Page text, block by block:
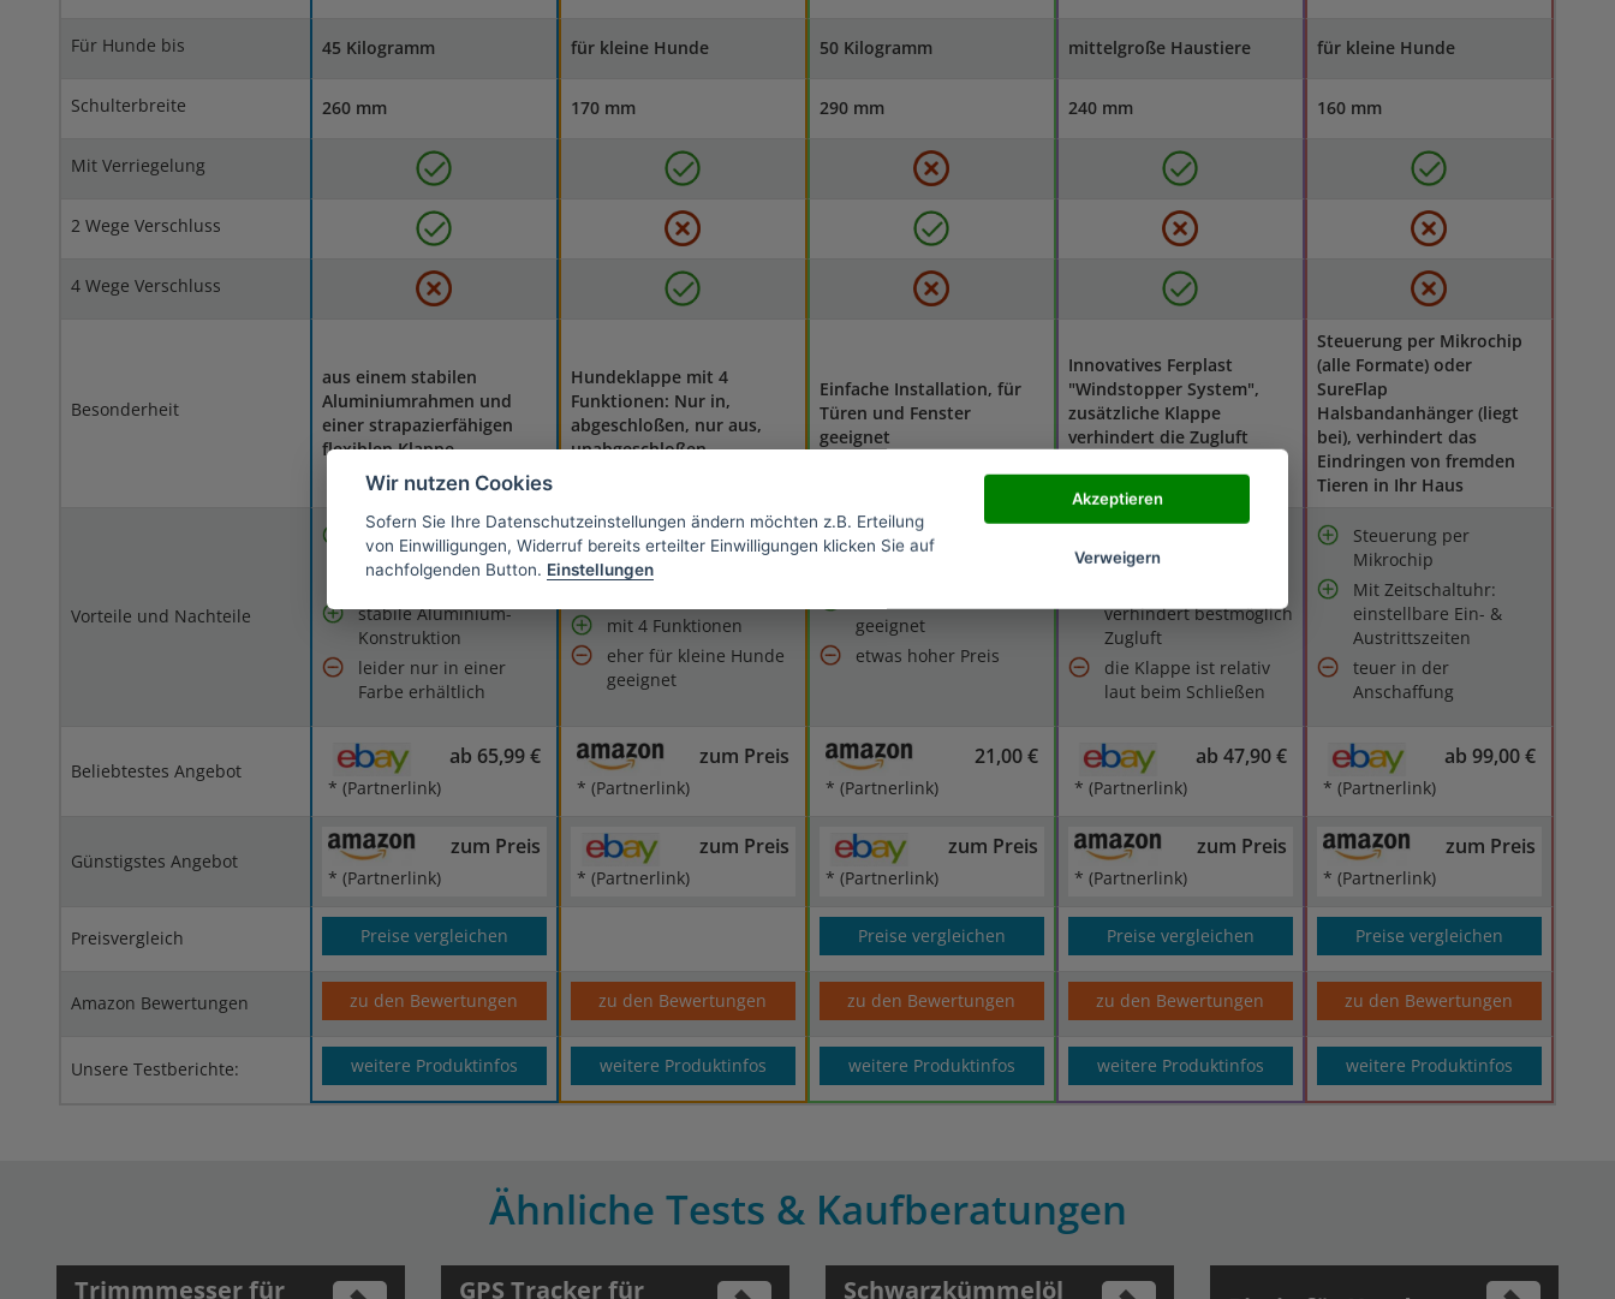
Für Hunde bis 45 Kilogramm für kleine Hunde 50 Kilogramm mittelgroße Haustiere für kleine Hunde
Schulterbreite 260 mm 170 mm 290 mm 240 mm 160 mm
Mit Verriegelung
2 Wege Verschluss
4 Wege Verschluss
Besonderheit
aus einem stabilen
Aluminiumrahmen und
einer strapazierfähigen
flexiblen Klappe
Hundeklappe mit 4
Funktionen: Nur in,
abgeschloßen, nur aus,
unabgeschloßen
Einfache Installation, für
Türen und Fenster
geeignet
Innovatives Ferplast
"Windstopper System",
zusätzliche Klappe
verhindert die Zugluft
Steuerung per Mikrochip
(alle Formate) oder
SureFlap
Halsbandanhänger (liegt
bei), verhindert das
Eindringen von fremden
Tieren in Ihr Haus
Vorteile und Nachteile
2-Wege-Verschluss mit
einschiebbarer
Metallplatte
stabile Aluminium-
Konstruktion
leider nur in einer
Farbe erhältlich
einfach auf dem
Fenster oder Haustür
mit 4 Funktionen
eher für kleine Hunde
geeignet
geeignet
etwas hoher Preis
Zugangssystem
verhindert bestmöglich
Zugluft
die Klappe ist relativ
laut beim Schließen
Steuerung per
Mikrochip
Mit Zeitschaltuhr:
einstellbare Ein- &
Austrittszeiten
teuer in der
Anschaffung
Beliebtestes Angebot
ab 65,99 €
* (Partnerlink)
zum Preis
* (Partnerlink)
21,00 €
* (Partnerlink)
ab 47,90 €
* (Partnerlink)
ab 99,00 €
* (Partnerlink)
Günstigstes Angebot
zum Preis
* (Partnerlink)
zum Preis
* (Partnerlink)
zum Preis
* (Partnerlink)
zum Preis
* (Partnerlink)
zum Preis
* (Partnerlink)
Preisvergleich Preise vergleichen Preise vergleichen Preise vergleichen Preise vergleichen
Amazon Bewertungen zu den Bewertungen zu den Bewertungen zu den Bewertungen zu den Bewertungen zu den Bewertungen
Unsere Testberichte: weitere Produktinfos weitere Produktinfos weitere Produktinfos weitere Produktinfos weitere Produktinfos
Ähnliche Tests & Kaufberatungen
Trimmmesser für
GPS Tracker für
Schwarzkümmelöl
Wir nutzen Cookies
Sofern Sie Ihre Datenschutzeinstellungen ändern möchten z.B. Erteilung
von Einwilligungen, Widerruf bereits erteilter Einwilligungen klicken Sie auf
nachfolgenden Button. Einstellungen
Akzeptieren
Verweigern